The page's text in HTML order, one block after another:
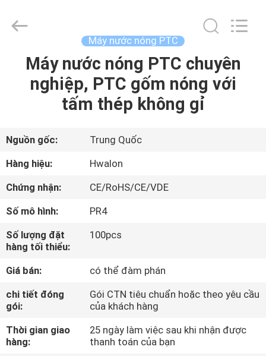
TRANG
CHỦ
SẢN
PHẨM
CHÚNG
TÔI
THAM
QUAN
MÁY
Electronic
Máy nước nóng PTC
Máy nước nóng PTC chuyên
nghiệp, PTC gốm nóng với
tấm thép không gỉ
Nguồn gốc:
Trung Quốc
Hàng hiệu:
Hwalon
Chứng nhận:
CE/RoHS/CE/VDE
Số mô hình:
PR4
Số lượng đặt
hàng tối thiểu:
100pcs
Giá bán:
có thể đàm phán
chi tiết đóng
gói:
Gói CTN tiêu chuẩn hoặc theo yêu cầu
của khách hàng
Thời gian giao
hàng:
25 ngày làm việc sau khi nhận được
thanh toán của bạn